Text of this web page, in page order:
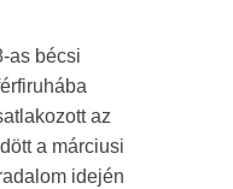
as bécsi
az
a márciusi
idején